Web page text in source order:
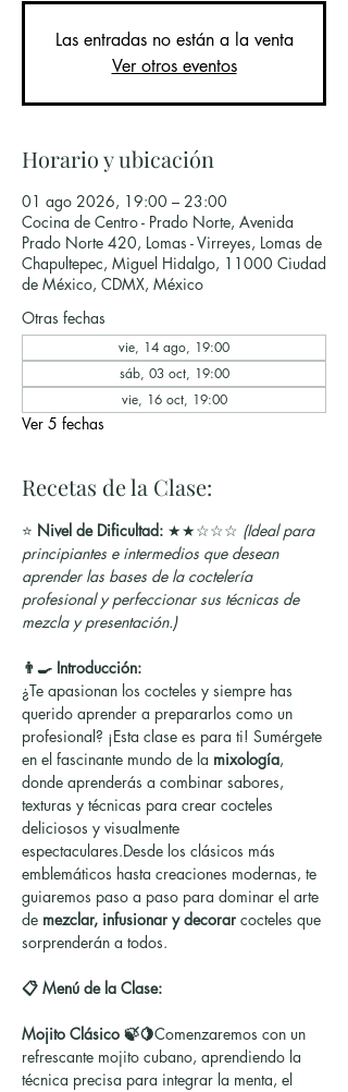
Las entradas no están a la venta
Ver otros eventos
Horario y ubicación
01 ago 2026, 19:00 – 23:00
Cocina de Centro - Prado Norte, Avenida
Prado Norte 420, Lomas - Virreyes, Lomas de
Chapultepec, Miguel Hidalgo, 11000 Ciudad
de México, CDMX, México
Otras fechas
vie, 14 ago, 19:00
sáb, 03 oct, 19:00
vie, 16 oct, 19:00
Ver 5 fechas
Recetas de la Clase:
⭐ Nivel de Dificultad: ★★☆☆☆ (Ideal para
principiantes e intermedios que desean
aprender las bases de la coctelería
profesional y perfeccionar sus técnicas de
mezcla y presentación.)
👨‍🍳 Introducción:
¿Te apasionan los cocteles y siempre has
querido aprender a prepararlos como un
profesional? ¡Esta clase es para ti! Sumérgete
en el fascinante mundo de la mixología,
donde aprenderás a combinar sabores,
texturas y técnicas para crear cocteles
deliciosos y visualmente
espectaculares.Desde los clásicos más
emblemáticos hasta creaciones modernas, te
guiaremos paso a paso para dominar el arte
de mezclar, infusionar y decorar cocteles que
sorprenderán a todos.
📋 Menú de la Clase:
Mojito Clásico 🍃🍋Comenzaremos con un
refrescante mojito cubano, aprendiendo la
técnica precisa para integrar la menta, el